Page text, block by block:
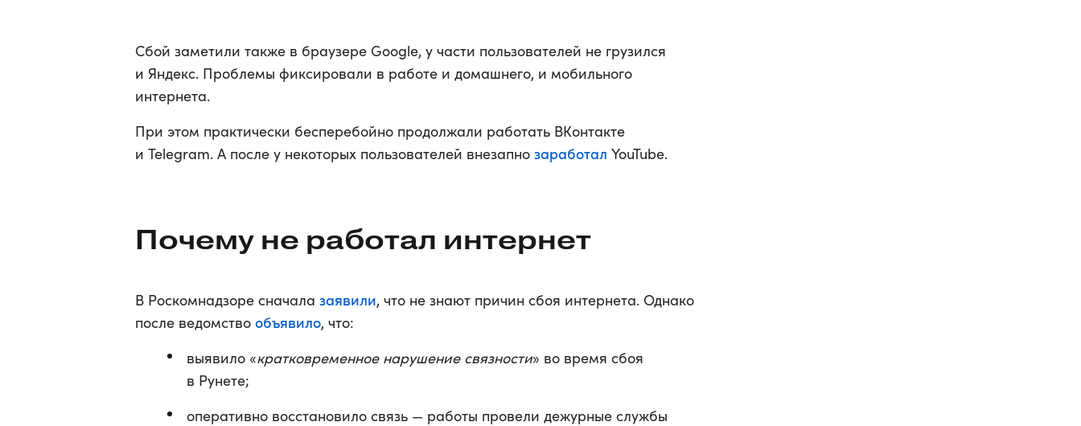
Сбой заметили также в браузере Google, у части пользователей не грузился
и Яндекс. Проблемы фиксировали в работе и домашнего, и мобильного
интернета.
При этом практически бесперебойно продолжали работать ВКонтакте
и Telegram. А после у некоторых пользователей внезапно заработал YouTube.
Почему не работал интернет
В Роскомнадзоре сначала заявили, что не знают причин сбоя интернета. Однако
после ведомство объявило, что:
выявило «кратковременное нарушение связности» во время сбоя
в Рунете;
оперативно восстановило связь — работы провели дежурные службы